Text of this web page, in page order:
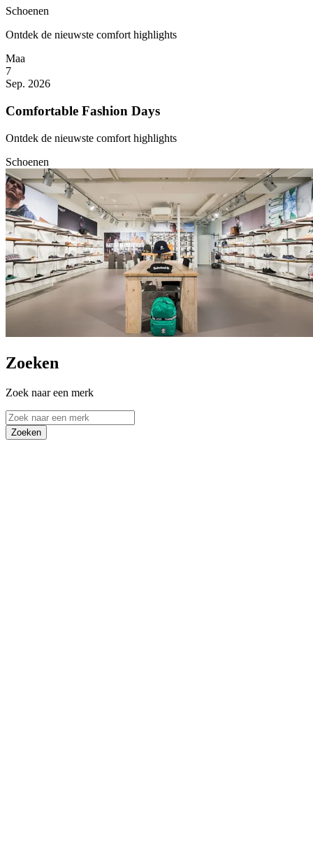
Schoenen
Ontdek de nieuwste comfort highlights
Maa
7
Sep. 2026
Comfortable Fashion Days
Ontdek de nieuwste comfort highlights
Schoenen
Zoeken
Zoek naar een merk
Zoeken